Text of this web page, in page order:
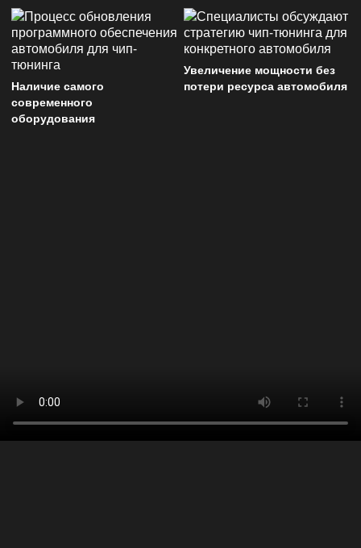
Наличие самого
современного
оборудования
Увеличение мощности без
потери ресурса автомобиля